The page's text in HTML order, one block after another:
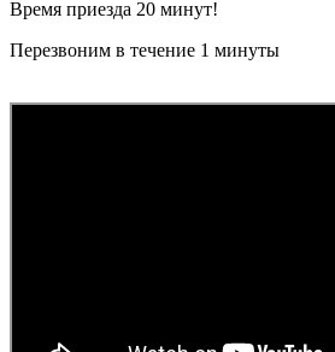
Время приезда 20 минут!
Перезвоним в течение 1 минуты